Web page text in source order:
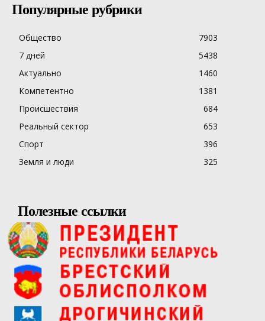
Популярные рубрики
Общество
7903
7 дней
5438
Актуально
1460
Компетентно
1381
Происшествия
684
Реальный сектор
653
Спорт
396
Земля и люди
325
Полезные ссылки